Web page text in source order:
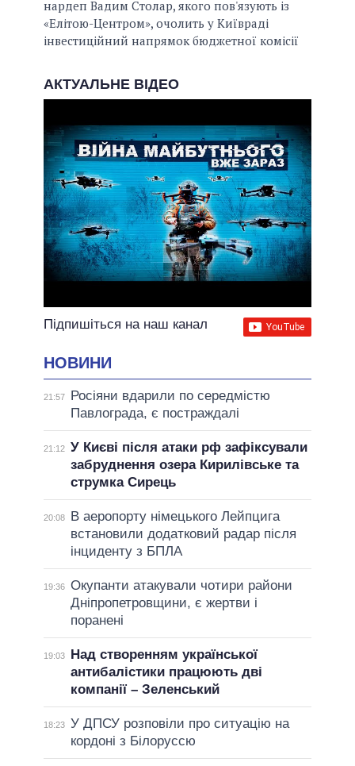
нардеп Вадим Столар, якого пов'язують із
«Елітою-Центром», очолить у Київраді
інвестиційний напрямок бюджетної комісії
АКТУАЛЬНЕ ВІДЕО
Підпишіться на наш канал
НОВИНИ
21:57
Росіяни вдарили по середмістю
Павлограда, є постраждалі
21:12 У Києві після атаки рф зафіксували
забруднення озера Кирилівське та
струмка Сирець
20:08
В аеропорту німецького Лейпцига
встановили додатковий радар після
інциденту з БПЛА
19:36 Окупанти атакували чотири райони
Дніпропетровщини, є жертви і
поранені
19:03
Над створенням української
антибалістики працюють дві
компанії – Зеленський
18:23 У ДПСУ розповіли про ситуацію на
кордоні з Білоруссю